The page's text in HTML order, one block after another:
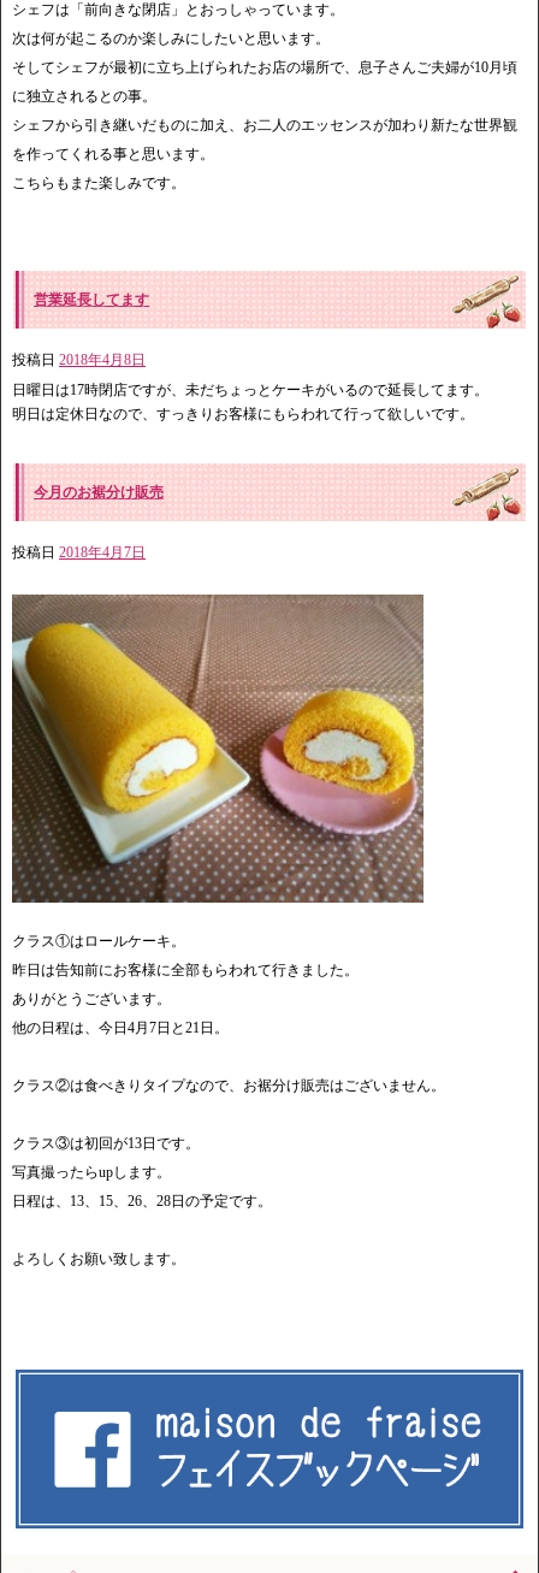
シェフは「前向きな閉店」とおっしゃっています。
次は何が起こるのか楽しみにしたいと思います。
そしてシェフが最初に立ち上げられたお店の場所で、息子さんご夫婦が10月頃
に独立されるとの事。
シェフから引き継いだものに加え、お二人のエッセンスが加わり新たな世界観
を作ってくれる事と思います。
こちらもまた楽しみです。
営業延長してます
投稿日 2018年4月8日
日曜日は17時閉店ですが、未だちょっとケーキがいるので延長してます。
明日は定休日なので、すっきりお客様にもらわれて行って欲しいです。
今月のお裾分け販売
投稿日 2018年4月7日
クラス①はロールケーキ。
昨日は告知前にお客様に全部もらわれて行きました。
ありがとうございます。
他の日程は、今日4月7日と21日。
クラス②は食べきりタイプなので、お裾分け販売はございません。
クラス③は初回が13日です。
写真撮ったらupします。
日程は、13、15、26、28日の予定です。
よろしくお願い致します。